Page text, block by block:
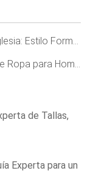
Formal e Informal
Elige el Ajuste Perfecto
de Tallas,
Experta para un